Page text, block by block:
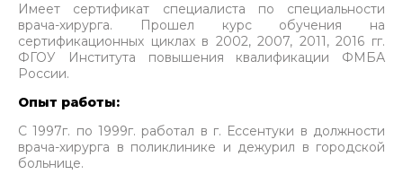
Имеет сертификат специалиста по специальности
врача-хирурга. Прошел курс обучения на
сертификационных циклах в 2002, 2007, 2011, 2016 гг.
ФГОУ Института повышения квалификации ФМБА
России.
Опыт работы:
С 1997г. по 1999г. работал в г. Ессентуки в должности
врача-хирурга в поликлинике и дежурил в городской
больнице.